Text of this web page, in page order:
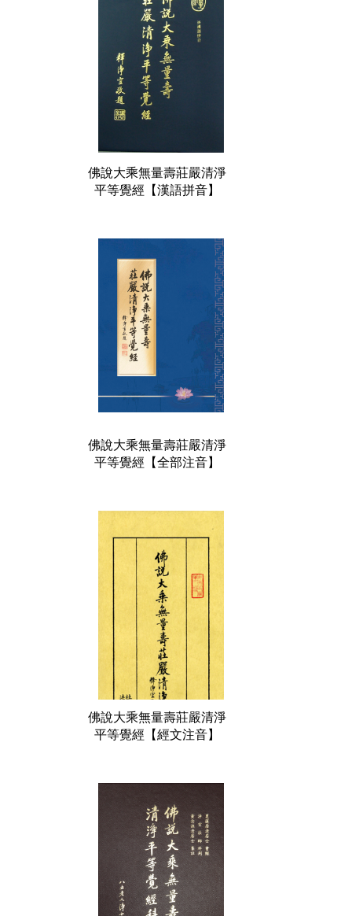
佛說大乘無量壽莊嚴清淨
平等覺經【漢語拼音】
佛說大乘無量壽莊嚴清淨
平等覺經【全部注音】
佛說大乘無量壽莊嚴清淨
平等覺經【經文注音】